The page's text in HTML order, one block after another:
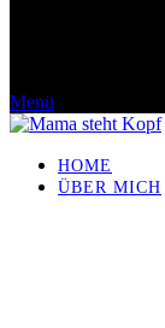
Menü
HOME
ÜBER MICH